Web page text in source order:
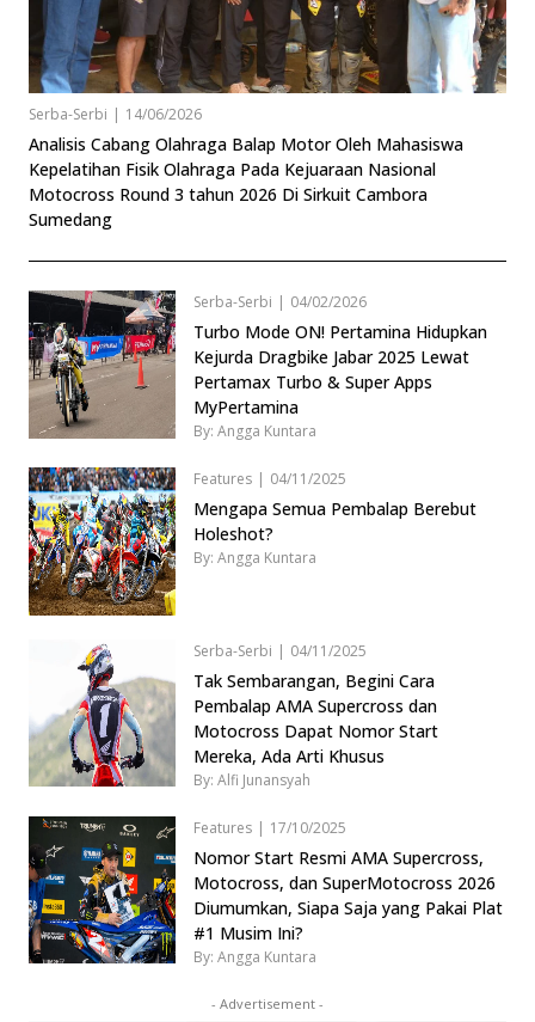
Serba-Serbi | 14/06/2026
Analisis Cabang Olahraga Balap Motor Oleh Mahasiswa
Kepelatihan Fisik Olahraga Pada Kejuaraan Nasional
Motocross Round 3 tahun 2026 Di Sirkuit Cambora
Sumedang
Serba-Serbi | 04/02/2026
Turbo Mode ON! Pertamina Hidupkan
Kejurda Dragbike Jabar 2025 Lewat
Pertamax Turbo & Super Apps
MyPertamina
By: Angga Kuntara
Features | 04/11/2025
Mengapa Semua Pembalap Berebut
Holeshot?
By: Angga Kuntara
Serba-Serbi | 04/11/2025
Tak Sembarangan, Begini Cara
Pembalap AMA Supercross dan
Motocross Dapat Nomor Start
Mereka, Ada Arti Khusus
By: Alfi Junansyah
Features | 17/10/2025
Nomor Start Resmi AMA Supercross,
Motocross, dan SuperMotocross 2026
Diumumkan, Siapa Saja yang Pakai Plat
#1 Musim Ini?
By: Angga Kuntara
- Advertisement -